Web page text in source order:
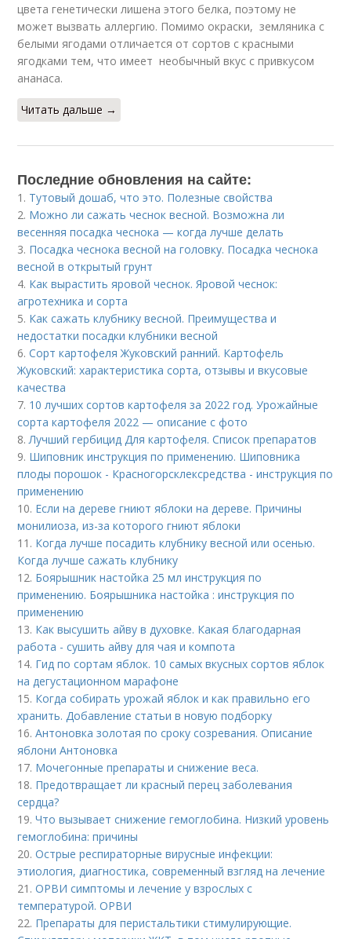
цвета генетически лишена этого белка, поэтому не
может вызвать аллергию. Помимо окраски, земляника с
белыми ягодами отличается от сортов с красными
ягодками тем, что имеет необычный вкус с привкусом
ананаса.
Читать дальше →
Последние обновления на сайте:
1. Тутовый дошаб, что это. Полезные свойства
2. Можно ли сажать чеснок весной. Возможна ли
весенняя посадка чеснока — когда лучше делать
3. Посадка чеснока весной на головку. Посадка чеснока
весной в открытый грунт
4. Как вырастить яровой чеснок. Яровой чеснок:
агротехника и сорта
5. Как сажать клубнику весной. Преимущества и
недостатки посадки клубники весной
6.Сорт картофеля Жуковский ранний. Картофель
Жуковский: характеристика сорта, отзывы и вкусовые
качества
7. 10 лучших сортов картофеля за 2022 год. Урожайные
сорта картофеля 2022 — описание с фото
8.Лучший гербицид Для картофеля. Список препаратов
9. Шиповник инструкция по применению. Шиповника
плоды порошок - Красногорсклексредства - инструкция по
применению
10. Если на дереве гниют яблоки на дереве. Причины
монилиоза, из-за которого гниют яблоки
11. Когда лучше посадить клубнику весной или осенью.
Когда лучше сажать клубнику
12. Боярышник настойка 25 мл инструкция по
применению. Боярышника настойка : инструкция по
применению
13. Как высушить айву в духовке. Какая благодарная
работа - сушить айву для чая и компота
14. Гид по сортам яблок. 10 самых вкусных сортов яблок
на дегустационном марафоне
15. Когда собирать урожай яблок и как правильно его
хранить. Добавление статьи в новую подборку
16.Антоновка золотая по сроку созревания. Описание
яблони Антоновка
17. Мочегонные препараты и снижение веса.
18. Предотвращает ли красный перец заболевания
сердца?
19.Что вызывает снижение гемоглобина. Низкий уровень
гемоглобина: причины
20.Острые респираторные вирусные инфекции:
этиология, диагностика, современный взгляд на лечение
21.ОРВИ симптомы и лечение у взрослых с
температурой. ОРВИ
22. Препараты для перистальтики стимулирующие.